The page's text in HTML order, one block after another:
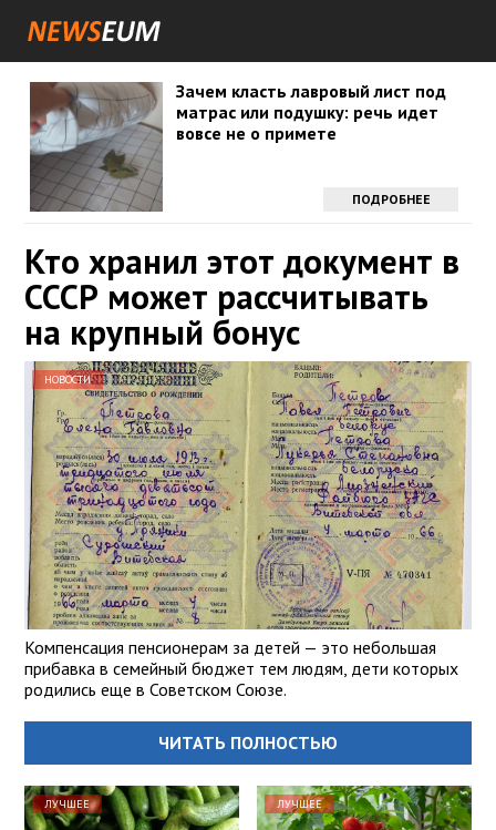
Зачем класть лавровый лист под
матрас или подушку: речь идет
вовсе не о примете
ПОДРОБНЕЕ
Кто хранил этот документ в
СССР может рассчитывать
на крупный бонус
НОВОСТИ
Компенсация пенсионерам за детей — это небольшая
прибавка в семейный бюджет тем людям, дети которых
родились еще в Советском Союзе.
ЧИТАТЬ ПОЛНОСТЬЮ
ЛУЧШЕЕ ЛУЧШЕЕ